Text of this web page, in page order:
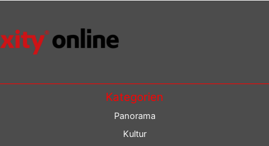
Kategorien
Panorama
Kultur